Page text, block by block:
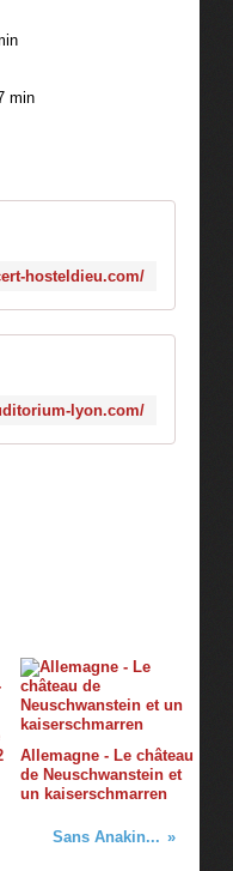
min
hosteldieu.com/
lyon.com/
Allemagne - Le château
de Neuschwanstein et
un kaiserschmarren
Sans Anakin...